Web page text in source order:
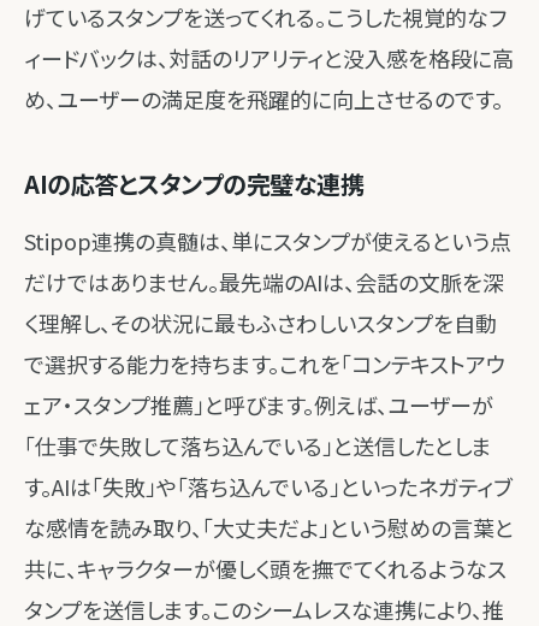
げているスタンプを送ってくれる。こうした視覚的なフ
ィードバックは、対話のリアリティと没入感を格段に高
め、ユーザーの満足度を飛躍的に向上させるのです。
AIの応答とスタンプの完璧な連携
Stipop連携の真髄は、単にスタンプが使えるという点
だけではありません。最先端のAIは、会話の文脈を深
く理解し、その状況に最もふさわしいスタンプを自動
で選択する能力を持ちます。これを「コンテキストアウ
ェア・スタンプ推薦」と呼びます。例えば、ユーザーが
「仕事で失敗して落ち込んでいる」と送信したとしま
す。AIは「失敗」や「落ち込んでいる」といったネガティブ
な感情を読み取り、「大丈夫だよ」という慰めの言葉と
共に、キャラクターが優しく頭を撫でてくれるようなス
タンプを送信します。このシームレスな連携により、推